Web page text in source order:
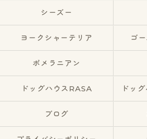
シーズー
ヨークシャーテリア ゴ
ポメラニアン
ドッグハウスRASA ドッ
ブログ